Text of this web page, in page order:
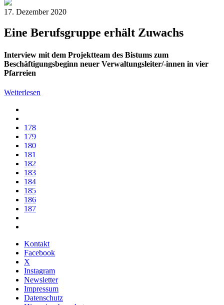
17. Dezember 2020
Eine Berufsgruppe erhält Zuwachs
Interview mit dem Projektteam des Bistums zum
Beschäftigungsbeginn neuer Verwaltungsleiter/-innen in vier
Pfarreien
Weiterlesen
178
179
180
181
182
183
184
185
186
187
Kontakt
Facebook
X
Instagram
Newsletter
Impressum
Datenschutz